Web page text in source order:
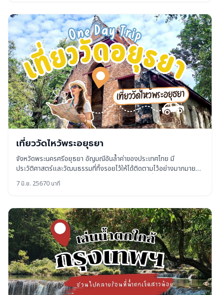
เที่ยววัดไหว้พระอยุธยา
จังหวัดพระนครศรีอยุธยา อัญมณีอันล้ำค่าของประเทศไทย มี
ประวัติศาสตร์และวัฒนธรรมที่ทิ้งรอยไว้ให้ได้ติดตามไว้อย่างมากมาย
โดยเฉพาะโบราณสถานสถาปัตยกรรมที่สวยงาม วันนี้จะพาทุกท่านมาก
ราบสิ่งศักดิ์สิทธิ์ขอพรเพื่อเป็นสิริมงคลแก่ชีวิต ในจังหวัด
7 มิ.ย. 25670 นาที